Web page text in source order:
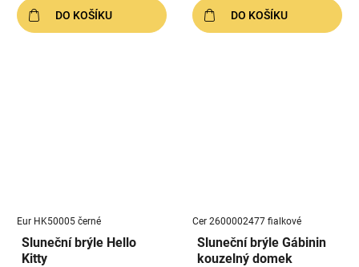
DO KOŠÍKU DO KOŠÍKU
Eur HK50005 černé
Sluneční brýle Hello
Kitty
Cer 2600002477 fialkové
Sluneční brýle Gábinin
kouzelný domek